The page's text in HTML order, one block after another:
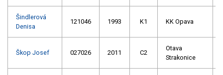
Šindlerová
Denisa
121046 1993 K1 KK Opava
Škop Josef 027026 2011 C2
Otava
Strakonice